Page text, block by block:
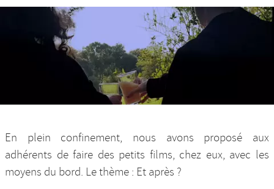
Nos productions et +
En plein confinement, nous avons proposé aux
adhérents de faire des petits films, chez eux, avec les
moyens du bord. Le thème : Et après ?